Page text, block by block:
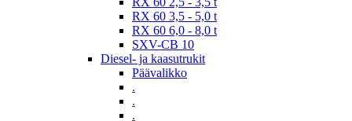
RX 60 3,5 - 5,0 t
RX 60 6,0 - 8,0 t
SXV-CB 10
Diesel- ja kaasutrukit
Päävalikko
.
.
.